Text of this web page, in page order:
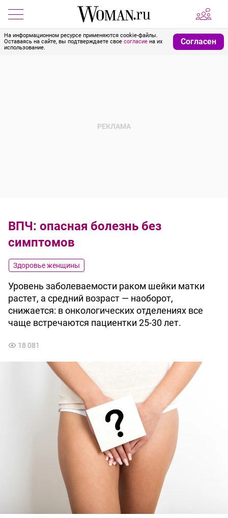
На информационном ресурсе применяются cookie-файлы.
Оставаясь на сайте, вы подтверждаете свое согласие на их
использование.
Согласен
ВПЧ: опасная болезнь без
симптомов
Здоровье женщины
Уровень заболеваемости раком шейки матки
растет, а средний возраст — наоборот,
снижается: в онкологических отделениях все
чаще встречаются пациентки 25-30 лет.
18 081